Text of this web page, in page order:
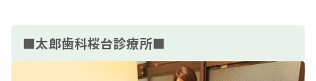
■太郎歯科桜台診療所■